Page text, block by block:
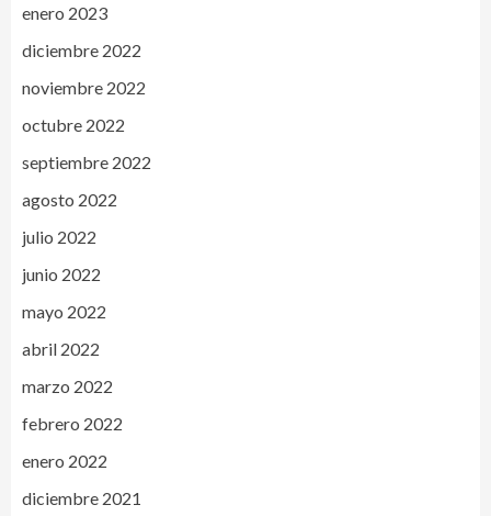
enero 2023
diciembre 2022
noviembre 2022
octubre 2022
septiembre 2022
agosto 2022
julio 2022
junio 2022
mayo 2022
abril 2022
marzo 2022
febrero 2022
enero 2022
diciembre 2021